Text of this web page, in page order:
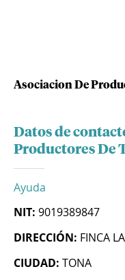
Asociacion De
Datos de
Productores De
Ayuda
NIT: 9019389847
DIRECCIÓN: FINCA
CIUDAD: TONA